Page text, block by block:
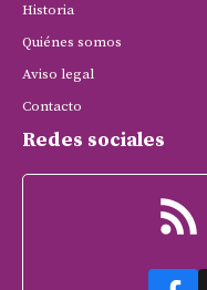
Historia
Quiénes somos
Aviso legal
Contacto
Redes sociales